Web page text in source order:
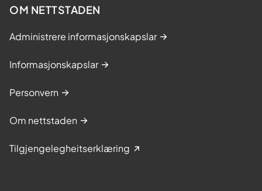
OM NETTSTADEN
Administrere informasjonskapslar
Informasjonskapslar
Personvern
Om nettstaden
Tilgjengelegheitserklæring